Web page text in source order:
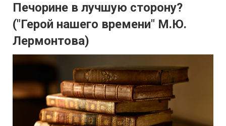
Печорине в лучшую сторону?
("Герой нашего времени" М.Ю.
Лермонтова)